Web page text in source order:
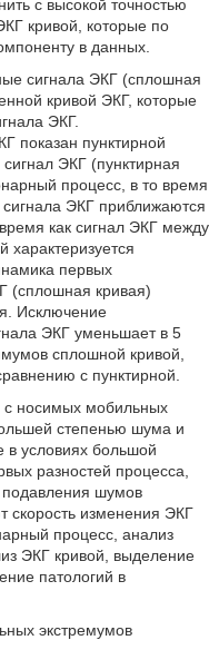
с высокой точностью
кривой, которые по
в данных.
сигнала ЭКГ (сплошная
кривой ЭКГ, которые
ЭКГ.
показан пунктирной
ЭКГ (пунктирная
процесс, в то время
ЭКГ приближаются
как сигнал ЭКГ между
характеризуется
первых
(сплошная кривая)
Исключение
ЭКГ уменьшает в 5
сплошной кривой,
с пунктирной.
с носимых мобильных
степенью шума и
условиях большой
разностей процесса,
шумов
скорость изменения ЭКГ
процесс, анализ
ЭКГ кривой, выделение
патологий в
экстремумов